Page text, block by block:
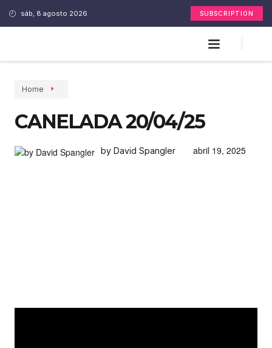
sáb, 8 agosto 2026 SUBSCRIPTION
Home
CANELADA 20/04/25
by David Spangler abril 19, 2025